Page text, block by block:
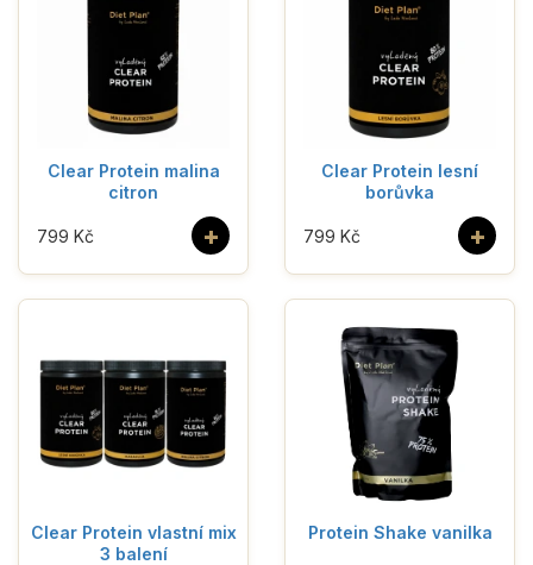
Clear Protein malina
citron
+
799 Kč
Clear Protein lesní
borůvka
+
799 Kč
Clear Protein vlastní mix
3 balení
Protein Shake vanilka